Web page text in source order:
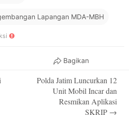
Lapangan MDA-MBH
Bagikan
Polda Jatim Luncurkan 12
Unit Mobil Incar dan
Resmikan Aplikasi
SKRIP →